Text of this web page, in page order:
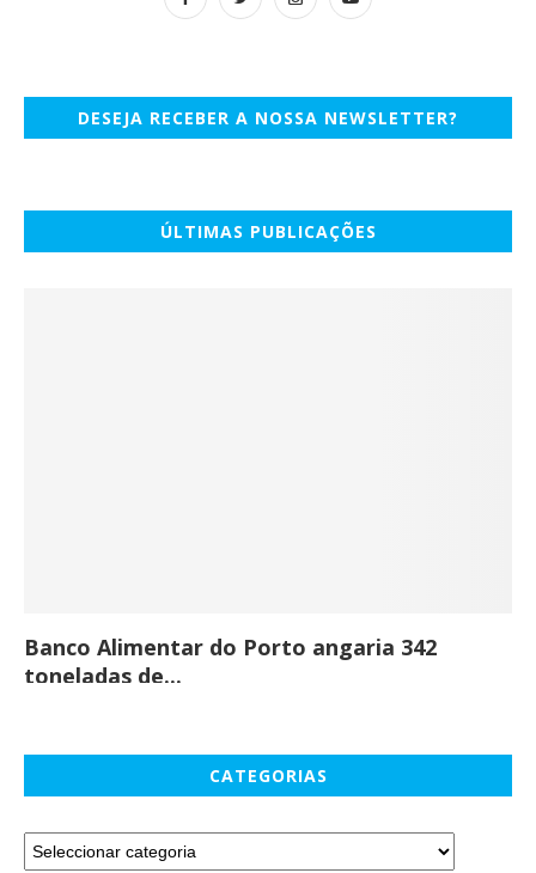
DESEJA RECEBER A NOSSA NEWSLETTER?
ÚLTIMAS PUBLICAÇÕES
Banco Alimentar do Porto angaria 342
toneladas de...
CATEGORIAS